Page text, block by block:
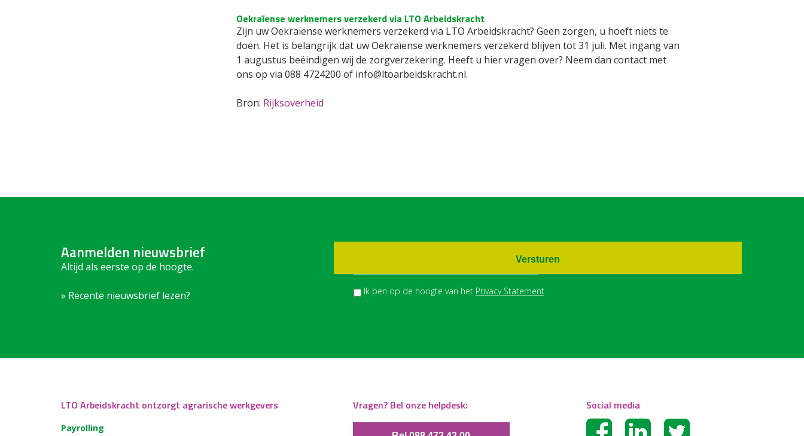
Oekraïense werknemers verzekerd via LTO Arbeidskracht
Zijn uw Oekraïense werknemers verzekerd via LTO Arbeidskracht? Geen zorgen, u hoeft niets te
doen. Het is belangrijk dat uw Oekraïense werknemers verzekerd blijven tot 31 juli. Met ingang van
1 augustus beëindigen wij de zorgverzekering. Heeft u hier vragen over? Neem dan contact met
ons op via 088 4724200 of info@ltoarbeidskracht.nl.
Bron: Rijksoverheid
Aanmelden nieuwsbrief
Altijd als eerste op de hoogte.
» Recente nieuwsbrief lezen? Ik ben op de hoogte van het Privacy Statement
Versturen
LTO Arbeidskracht ontzorgt agrarische werkgevers
Payrolling
Vragen? Bel onze helpdesk: Social media